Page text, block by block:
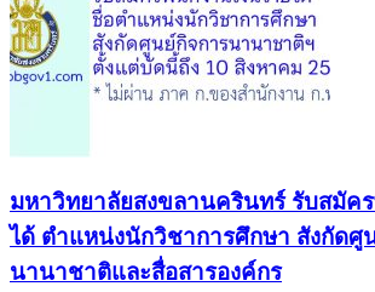
มหาวิทยาลัยสงขลานครินทร์ รับสมัค
ได้ ตำแหน่งนักวิชาการศึกษา สังกัดศู
นานาชาติและสื่อสารองค์กร